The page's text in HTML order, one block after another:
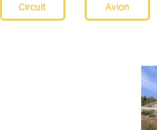
Circuit Avion